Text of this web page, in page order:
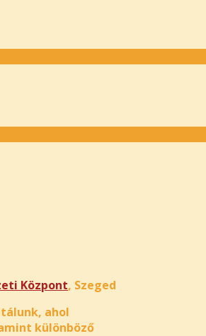
Központ, Szeged
ahol
különböző